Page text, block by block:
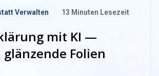
Verwalten 13 Minuten Lesezeit
mit KI —
Folien